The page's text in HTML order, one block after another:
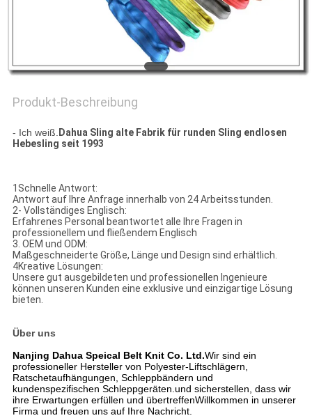
PRIVACY
POLICY
Produkt-Beschreibung
- Ich weiß. Dahua Sling alte Fabrik für runden Sling endlosen
Hebesling seit 1993
1Schnelle Antwort:
Antwort auf Ihre Anfrage innerhalb von 24 Arbeitsstunden.
2- Vollständiges Englisch:
Erfahrenes Personal beantwortet alle Ihre Fragen in
professionellem und fließendem Englisch
3. OEM und ODM:
Maßgeschneiderte Größe, Länge und Design sind erhältlich.
4Kreative Lösungen:
Unsere gut ausgebildeten und professionellen Ingenieure
können unseren Kunden eine exklusive und einzigartige Lösung
bieten.
Über uns
Nanjing Dahua Speical Belt Knit Co. Ltd.Wir sind ein
professioneller Hersteller von Polyester-Liftschlägern,
Ratschetaufhängungen, Schleppbändern und
kundenspezifischen Schleppgeräten.und sicherstellen, dass wir
ihre Erwartungen erfüllen und übertreffenWillkommen in unserer
Firma und freuen uns auf Ihre Nachricht.